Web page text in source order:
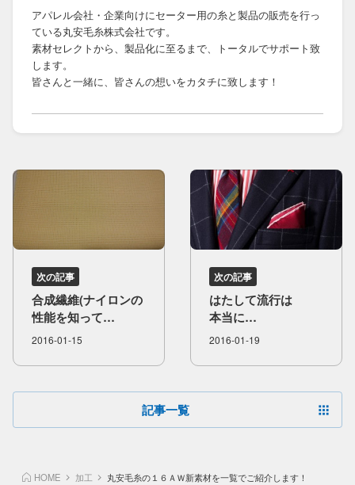
アパレル会社・企業向けにセーター用の糸と製品の販売を行っ
ている丸安毛糸株式会社です。
素材セレクトから、製品化に至るまで、トータルでサポート致
します。
皆さんと一緒に、皆さんの想いをカタチに致します！
次の記事
合成繊維(ナイロンの​
性能を​知って​
使いこなそう​)
2016-01-15
次の記事
は​たして​流行は​
本当に​
回ってくる・・・
2016-01-19
記事一覧
HOME 加工 丸安毛糸の１６ＡＷ新素材を一覧でご紹介します！